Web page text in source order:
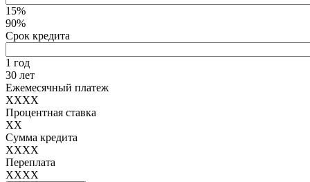
15%
90%
Срок кредита
1 год
30 лет
Ежемесячный платеж
XXXX
Процентная ставка
XX
Сумма кредита
XXXX
Переплата
XXXX